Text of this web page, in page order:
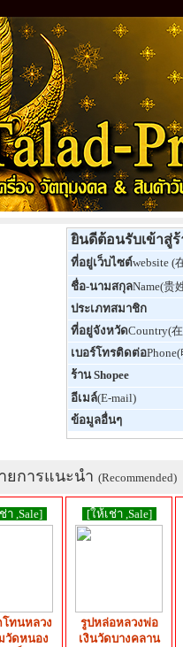
ยินดีต้อนรับเข้าสู่
ที่อยู่เว็บไซต์website (
ชื่อ-นามสกุลName(贵
ประเภทสมาชิก
ที่อยู่จังหวัดCountry(
เบอร์โทรติดต่อ
ร้าน Shopee
อีเมล์(E-mail)
ข้อมูลอื่นๆ
ยการแนะนำ (Recommended)
า ,Sale]
โทนหลวง
วัดหนอง
[ให้เช่า ,Sale]
รูปหล่อหลวงพ่อ
เงินวัดบางคลาน